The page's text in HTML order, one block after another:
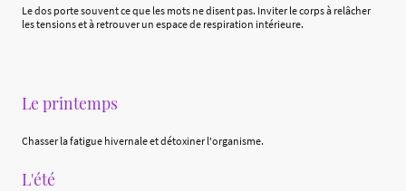
Le dos porte souvent ce que les mots ne disent pas. Inviter le corps à relâcher
les tensions et à retrouver un espace de respiration intérieure.
Le printemps
Chasser la fatigue hivernale et détoxiner l'organisme.
L'été